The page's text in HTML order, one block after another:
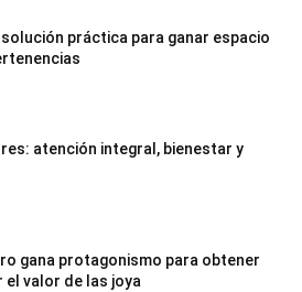
práctica para ganar espacio
atención integral, bienestar y
gana protagonismo para obtener
el valor de las joya